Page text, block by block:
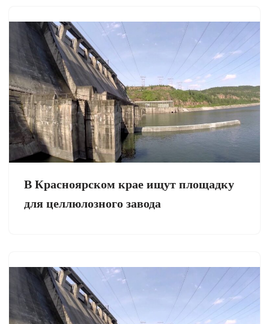
В Красноярском крае ищут площадку
для целлюлозного завода